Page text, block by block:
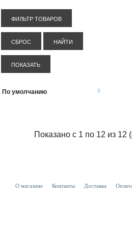
ФИЛЬТР ТОВАРОВ
СБРОС НАЙТИ
ПОКАЗАТЬ
Показано с 1 по 12 из 12
О магазине Контакты Доставка Оплата